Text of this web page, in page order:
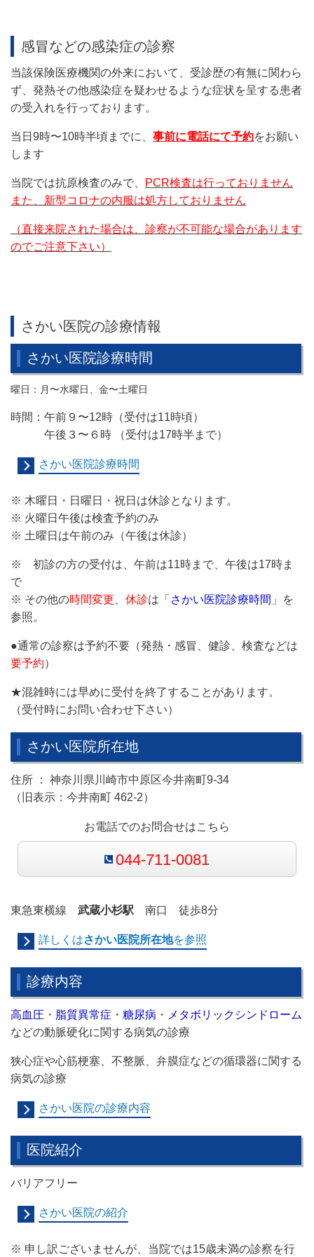
感冒などの感染症の診察
当該保険医療機関の外来において、受診歴の有無に関わら
ず、発熱その他感染症を疑わせるような症状を呈する患者
の受入れを行っております。
当日9時〜10時半頃までに、 事前に電話にて予約をお願い
します
当院では抗原検査のみで、
PCR検査は行っておりません
また、新型コロナの内服は処方しておりません
（直接来院された場合は、診察が不可能な場合があります
のでご注意下さい）
さかい医院の診療情報
さかい医院診療時間
曜日：月〜水曜日、金〜土曜日
時間：午前９〜12時（受付は11時頃）
午後３〜６時 （受付は17時半まで）
さかい医院診療時間
※ 木曜日・日曜日・祝日は休診となります。
※ 火曜日午後は検査予約のみ
※ 土曜日は午前のみ（午後は休診）
※ 初診の方の受付は、午前は11時まで、午後は17時ま
で
※ その他の時間変更 休診は「 さかい医院診療時間 」を
参照。
●通常の診察は予約不要（発熱・感冒、健診、検査などは
要予約）
★混雑時には早めに受付を終了することがあります。
（受付時にお問い合わせ下さい）
さかい医院所在地
住所 ： 神奈川県川崎市中原区今井南町9-34
（旧表示：今井南町 462-2）
お電話でのお問合せはこちら
044-711-0081
東急東横線 武蔵小杉駅 南口 徒歩8分
詳しくはさかい医院所在地を参照
診療内容
高血圧 ・ 脂質異常症 ・ 糖尿病 ・ メタボリックシンドローム
などの動脈硬化に関する病気の診療
狭心症や心筋梗塞、不整脈、弁膜症などの循環器に関する
病気の診療
さかい医院の診療内容
医院紹介
バリアフリー
さかい医院の紹介
※ 申し訳ございませんが、当院では15歳未満の診察を行